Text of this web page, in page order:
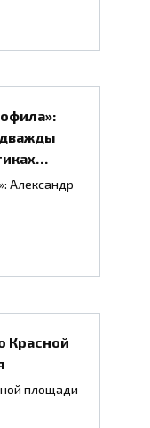
Александр
Красной
площади